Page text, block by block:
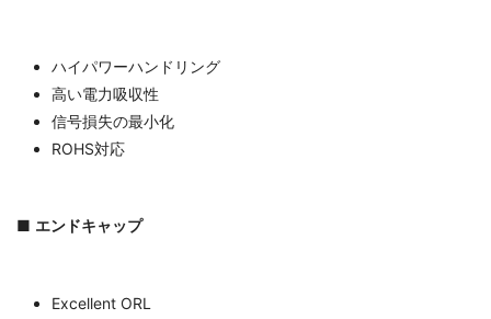
ハイパワーハンドリング
高い電力吸収性
信号損失の最小化
ROHS対応
■ エンドキャップ
Excellent ORL